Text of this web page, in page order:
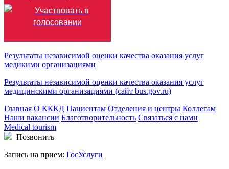
Результаты независимой оценки качества оказания услуг
медикими организациями
Результаты независимой оценки качества оказания услуг
медицинскими организациями (сайт bus.gov.ru)
Главная О КККД Пациентам Отделения и центры Коллегам
Наши вакансии Благотворительность Связаться с нами
Medical tourism
Позвонить
Запись на прием: ГосУслуги